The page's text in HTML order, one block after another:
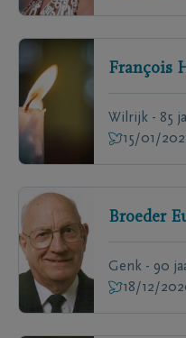
François
Wilrijk - 85
15/01/
Broeder
Genk - 90
18/12/